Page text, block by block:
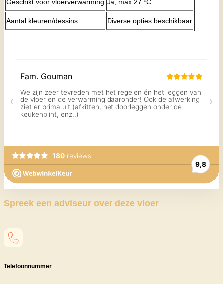
Geschikt voor vloerverwarming Ja, max 27 ºC
Aantal kleuren/dessins Diverse opties beschikbaar
Spreek een adviseur over deze vloer
Telefoonnummer